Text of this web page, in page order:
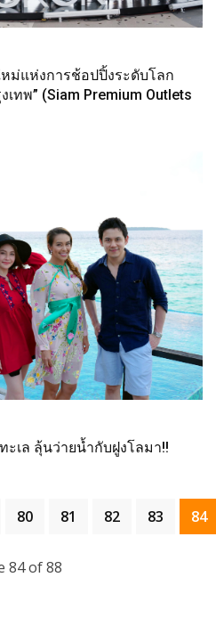
ม่แห่งการช้อปปิ้งระดับโลก
เทพ” (Siam Premium Outlets
ะเล ลุ้นว่ายน้ำกับฝูงโลมา!!
80 81 82 83 84
84 of 88